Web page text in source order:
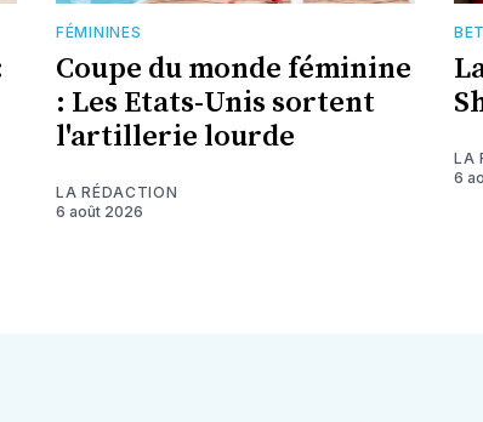
FÉMININES
Coupe du monde féminine
: Les Etats-Unis sortent
l'artillerie lourde
LA RÉDACTION
6 août 2026
LA
6